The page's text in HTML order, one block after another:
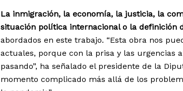
La inmigración, la economía, la justicia, la
situación política internacional o la definición
abordados en este trabajo. “Esta obra nos
actuales, porque con la prisa y las urgencias
pasando”, ha señalado el presidente de la
momento complicado más allá de los